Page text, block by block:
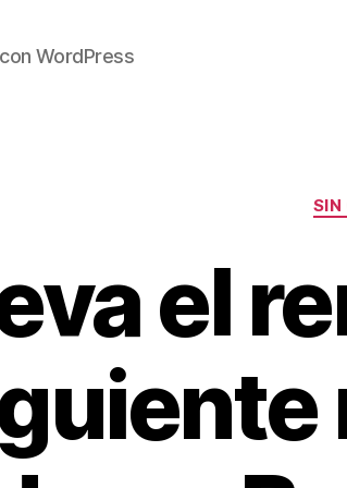
WordPress
SIN
el